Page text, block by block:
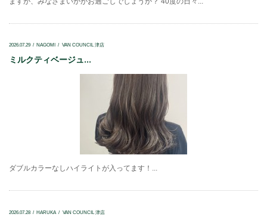
2026.07.29 NAGOMI VAN COUNCIL 津店
ミルクティベージュ...
ダブルカラーなしハイライトが入ってます！...
2026.07.28 HARUKA VAN COUNCIL 津店